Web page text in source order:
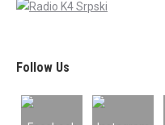
Follow Us